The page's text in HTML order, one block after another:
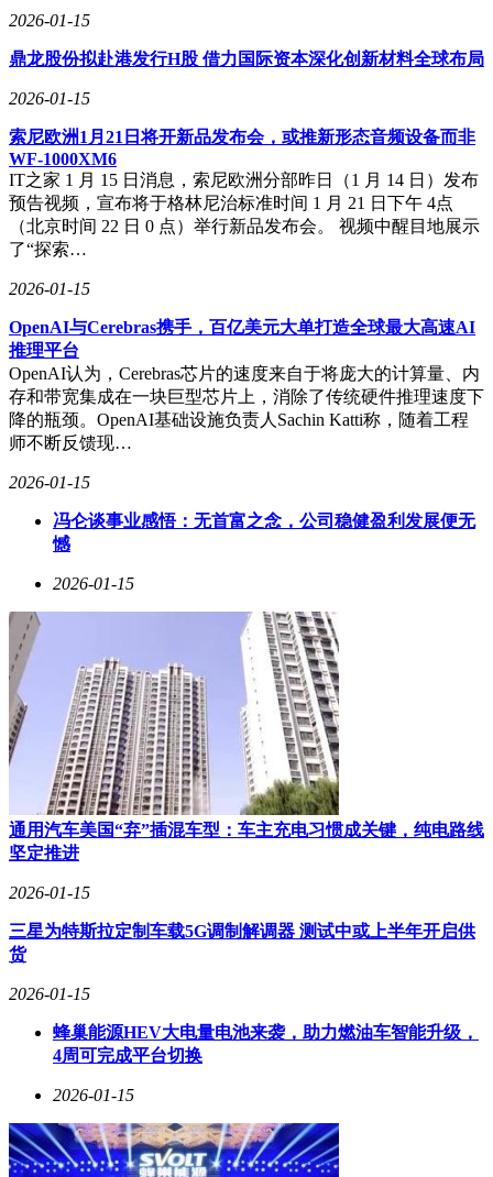
2026-01-15
鼎龙股份拟赴港发行H股 借力国际资本深化创新材料全球布局
2026-01-15
索尼欧洲1月21日将开新品发布会，或推新形态音频设备而非
WF-1000XM6
IT之家 1 月 15 日消息，索尼欧洲分部昨日（1 月 14 日）发布
预告视频，宣布将于格林尼治标准时间 1 月 21 日下午 4点
（北京时间 22 日 0 点）举行新品发布会。 视频中醒目地展示
了“探索…
2026-01-15
OpenAI与Cerebras携手，百亿美元大单打造全球最大高速AI
推理平台
OpenAI认为，Cerebras芯片的速度来自于将庞大的计算量、内
存和带宽集成在一块巨型芯片上，消除了传统硬件推理速度下
降的瓶颈。OpenAI基础设施负责人Sachin Katti称，随着工程
师不断反馈现…
2026-01-15
冯仑谈事业感悟：无首富之念，公司稳健盈利发展便无
憾
2026-01-15
通用汽车美国“弃”插混车型：车主充电习惯成关键，纯电路线
坚定推进
2026-01-15
三星为特斯拉定制车载5G调制解调器 测试中或上半年开启供
货
2026-01-15
蜂巢能源HEV大电量电池来袭，助力燃油车智能升级，
4周可完成平台切换
2026-01-15